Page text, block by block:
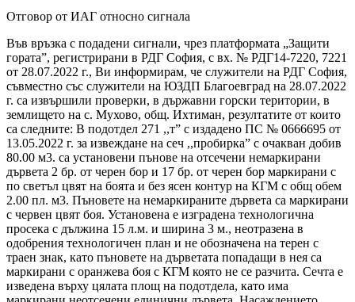
Отговор от ИАГ относно сигнала
Във връзка с подадени сигнали, чрез платформата „Защити
гората”, регистрирани в РДГ София, с вх. № РДГ14-7220, 7221
от 28.07.2022 г., Ви информирам, че служители на РДГ София,
съвместно със служители на ЮЗДП Благоевград на 28.07.2022
г. са извършили проверки, в държавни горски територии, в
землището на с. Мухово, общ. Ихтиман, резултатите от които
са следните: В подотдел 271 ,,т” с издадено ПС № 0666695 от
13.05.2022 г. за извеждане на сеч ,,пробирка” с очакван добив
80.00 м3. са установени пънове на отсечени немаркирани
дървета 2 бр. от черен бор и 17 бр. от черен бор маркирани с
по светъл цвят на боята и без ясен контур на КГМ с общ обем
2.00 пл. м3. Пъновете на немаркираните дървета са маркирани
с червен цвят боя. Установена е изградена технологична
просека с дължина 15 л.м. и ширина 3 м., неотразена в
одобрения технологичен план и не обозначена на терен с
траен знак, като пъновете на дърветата попадащи в нея са
маркирани с оранжева боя с КГМ която не се разчита. Сечта е
изведена върху цялата площ на подотдела, като има